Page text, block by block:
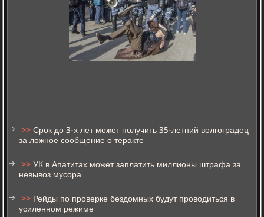
>>Срок до 3-х лет может получить 35-летний волгоградец
за ложное сообщение о теракте
>>УК в Апатитах может заплатить миллионы штрафа за
невывоз мусора
>> Рейды по проверке бездомных будут проводиться в
усиленном режиме